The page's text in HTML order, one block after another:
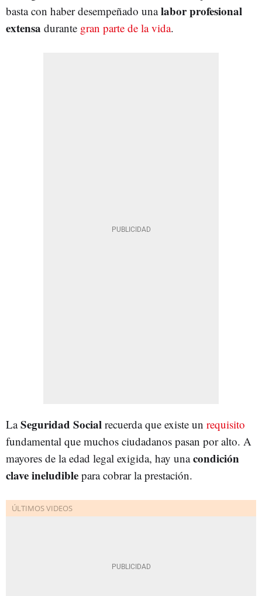
basta con haber desempeñado unalabor profesional
extensa durante gran parte de la vida.
LaSeguridad Social recuerda que existe un requisito
fundamental que muchos ciudadanos pasan por alto. A
mayores de la edad legal exigida, hay unacondición
clave ineludible para cobrar la prestación.